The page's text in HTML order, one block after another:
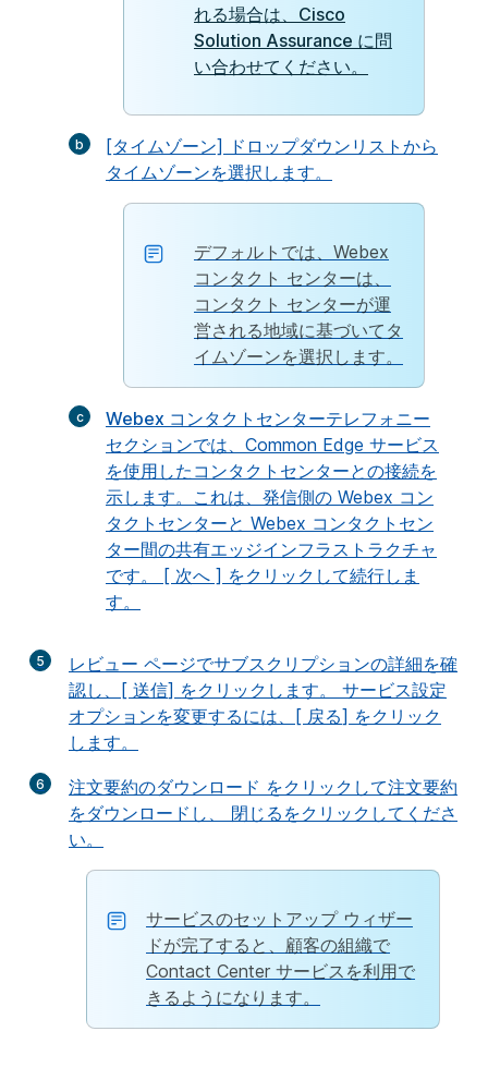
れる場合は、Cisco
Solution Assurance に問
い合わせてください。
[タイムゾーン]
ドロップダウンリストから
タイムゾーンを選択します。
デフォルトでは、Webex
コンタクト センターは、
コンタクト センターが運
営される地域に基づいてタ
イムゾーンを選択します。
Webex コンタクトセンターテレフォニー
セクションでは、Common Edge サービス
を使用したコンタクトセンターとの接続を
示します。これは、発信側の Webex コン
タクトセンターと Webex コンタクトセン
ター間の共有エッジインフラストラクチャ
です。 [ 次へ ] をクリックして続行しま
す。
5 レビュー ページでサブスクリプションの詳細を確
認し、[ 送信] をクリックします。 サービス設定
オプションを変更するには、[ 戻る] をクリック
します。
6 注文要約のダウンロード をクリックして注文要約
をダウンロードし、 閉じる をクリックしてくださ
い。
サービスのセットアップ ウィザー
ドが完了すると、顧客の組織で
Contact Center サービスを利用で
きるようになります。